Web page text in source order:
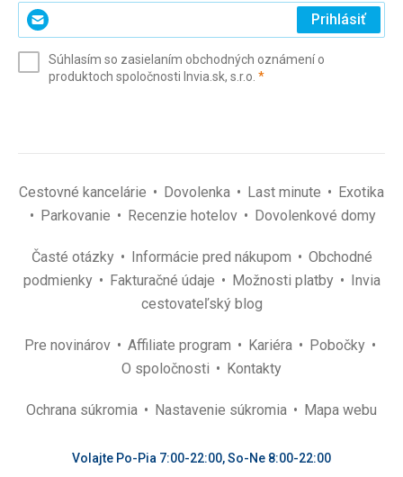
Zadajte
svoj
(povinné)
Prihlásiť
Súhlasím so zasielaním obchodných oznámení o
produktoch spoločnosti Invia.sk, s.r.o. *(povinné)
Cestovné kancelárie Dovolenka Last minute
Exotika
Parkovanie
Recenzie hotelov Dovolenkové domy
Časté otázky Informácie pred nákupom
Obchodné
podmienky
Fakturačné údaje Možnosti platby
Invia
cestovateľský blog
Pre novinárov Affiliate program Kariéra
Pobočky
O spoločnosti
Kontakty
Ochrana súkromia Nastavenie súkromia Mapa webu
Volajte Po-Pia 7:00-22:00, So-Ne 8:00-22:00